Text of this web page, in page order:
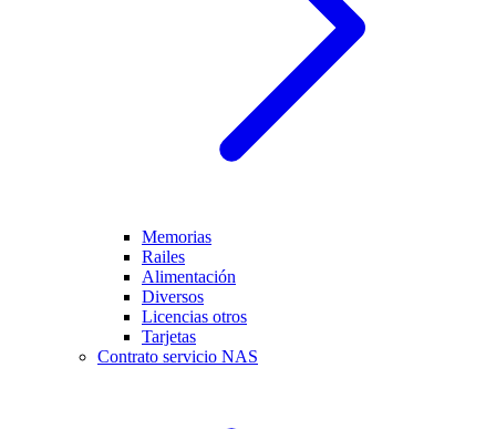
Memorias
Railes
Alimentación
Diversos
Licencias otros
Tarjetas
Contrato servicio NAS